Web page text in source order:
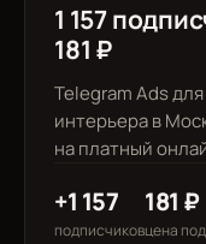
1 157
181 ₽
Telegram Ads
интерьера в
на платный
+1 157
подписчиков
181 ₽
цена